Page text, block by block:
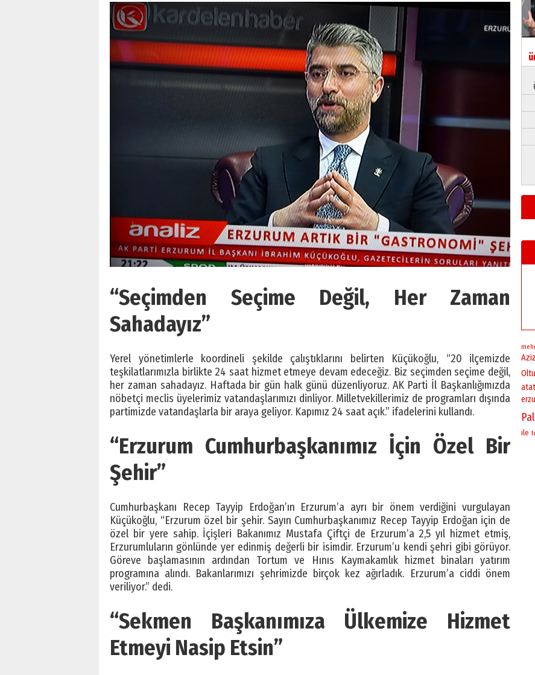
“Seçimden Seçime Değil, Her Zaman
Sahadayız”
Yerel yönetimlerle koordineli şekilde çalıştıklarını belirten Küçükoğlu, “20 ilçemizde
teşkilatlarımızla birlikte 24 saat hizmet etmeye devam edeceğiz. Biz seçimden seçime değil,
her zaman sahadayız. Haftada bir gün halk günü düzenliyoruz. AK Parti İl Başkanlığımızda
nöbetçi meclis üyelerimiz vatandaşlarımızı dinliyor. Milletvekillerimiz de programları dışında
partimizde vatandaşlarla bir araya geliyor. Kapımız 24 saat açık.” ifadelerini kullandı.
“Erzurum Cumhurbaşkanımız İçin Özel Bir
Şehir”
Cumhurbaşkanı Recep Tayyip Erdoğan’ın Erzurum’a ayrı bir önem verdiğini vurgulayan
Küçükoğlu, “Erzurum özel bir şehir. Sayın Cumhurbaşkanımız Recep Tayyip Erdoğan için de
özel bir yere sahip. İçişleri Bakanımız Mustafa Çiftçi de Erzurum’a 2,5 yıl hizmet etmiş,
Erzurumluların gönlünde yer edinmiş değerli bir isimdir. Erzurum’u kendi şehri gibi görüyor.
Göreve başlamasının ardından Tortum ve Hınıs Kaymakamlık hizmet binaları yatırım
programına alındı. Bakanlarımızı şehrimizde birçok kez ağırladık. Erzurum’a ciddi önem
veriliyor.” dedi.
“Sekmen Başkanımıza Ülkemize Hizmet
Etmeyi Nasip Etsin”
Oltu
ile